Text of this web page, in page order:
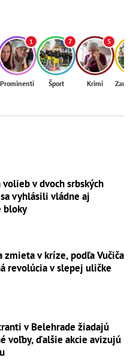
1
Prominenti
7
Šport
5
Krimi
volieb v dvoch srbských
vyhlásili vládne aj
bloky
zmieta v kríze, podľa Vučiča
revolúcia v slepej uličke
v Belehrade žiadajú
voľby, ďalšie akcie avizujú